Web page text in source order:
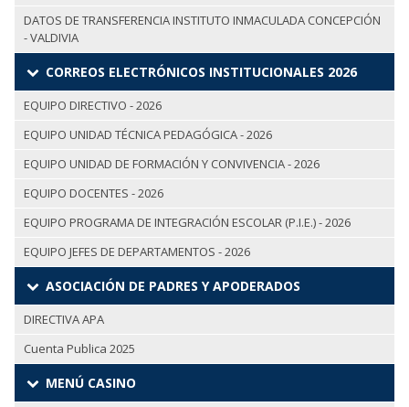
DATOS DE TRANSFERENCIA INSTITUTO INMACULADA CONCEPCIÓN
- VALDIVIA
CORREOS ELECTRÓNICOS INSTITUCIONALES 2026
EQUIPO DIRECTIVO - 2026
EQUIPO UNIDAD TÉCNICA PEDAGÓGICA - 2026
EQUIPO UNIDAD DE FORMACIÓN Y CONVIVENCIA - 2026
EQUIPO DOCENTES - 2026
EQUIPO PROGRAMA DE INTEGRACIÓN ESCOLAR (P.I.E.) - 2026
EQUIPO JEFES DE DEPARTAMENTOS - 2026
ASOCIACIÓN DE PADRES Y APODERADOS
DIRECTIVA APA
Cuenta Publica 2025
MENÚ CASINO